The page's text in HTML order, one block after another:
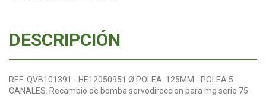
DESCRIPCIÓN
REF: QVB101391 - HE12050951 Ø POLEA: 125MM - POLEA 5
CANALES. Recambio de bomba servodireccion para mg serie 75